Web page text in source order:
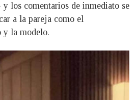
los comentarios de inmediato se
a la pareja como el
y la modelo.